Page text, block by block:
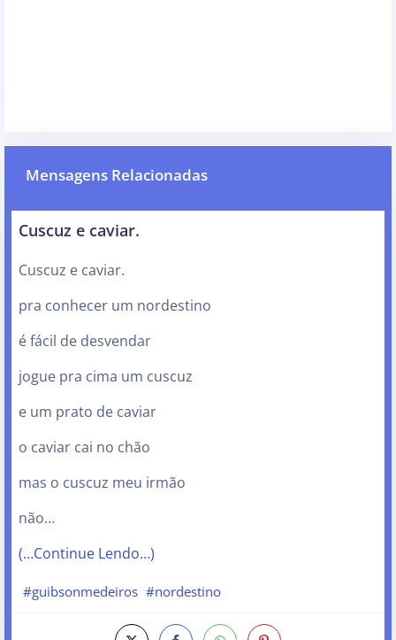
Mensagens Relacionadas
Cuscuz e caviar.
Cuscuz e caviar.
pra conhecer um nordestino
é fácil de desvendar
jogue pra cima um cuscuz
e um prato de caviar
o caviar cai no chão
mas o cuscuz meu irmão
não…
(…Continue Lendo…)
#guibsonmedeiros #nordestino